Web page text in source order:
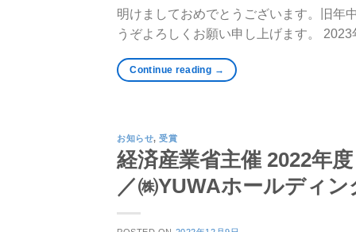
明けましておめでとうございます。旧年
うぞよろしくお願い申し上げます。
Continue reading →
お知らせ,受賞
経済産業省主催 2022年
／㈱YUWAホールディ